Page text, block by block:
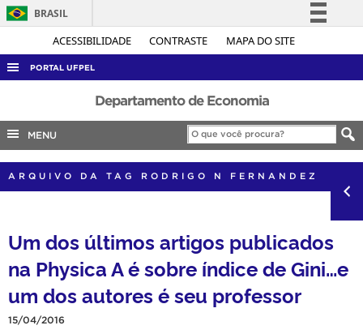
ACESSIBILIDADE CONTRASTE MAPA DO SITE
BRASIL
Simplifique!
Legislação
Canais
PORTAL UFPEL
ACESSO À INFORMAÇÃO
AUDITORIA
COBALTO
CONCURSOS
OUVIDORIA
PORTARIAS
TELEFONES
Departamento de Economia
MENU
ARQUIVO DA TAG RODRIGO N FERNANDEZ
Um dos últimos artigos publicados
na Physica A é sobre índice de Gini…e
um dos autores é seu professor
15/04/2016